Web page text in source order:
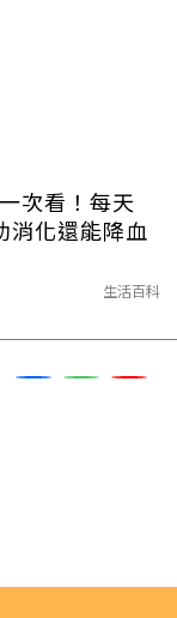
次看！每天
消化還能降血
生活百科